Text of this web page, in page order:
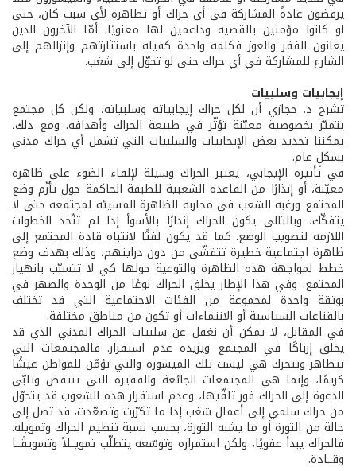
يرفضون عادةً المشاركة في أي حراك أو تظاهرة لأي سبب كان، حتى
لو كانوا مؤمنين بالقضية وداعمين لها معنويًا. أمّا الآخرون الذين
يعانون الفقر والعوز فكلمة واحدة كفيلة باستثارتهم وإنزالهم إلى
الشارع للمشاركة في أي حراك حتى لو تحوّل إلى شغب.
إيجابيات وسلبيات
تشرح د. حجازي أن لكل حراك إيجابياته وسلبياته، ولكن كل مجتمع
يتميّز بخصوصية معيّنة تؤثّر في طبيعة الحراك وأهدافه. ومع ذلك،
يمكننا تحديد بعض الإيجابيات والسلبيات التي تشمل أي حراك مدني
بشكلٍ عام.
في تأثيره الإيجابي، يعتبر الحراك وسيلة لإلقاء الضوء على ظاهرة
معيّنة، أو إنذارًا من القاعدة الشعبية للطبقة الحاكمة حول تأزّم وضع
المجتمع ورغبة الشعب في محاربة الظاهرة المسيئة لمجتمعه حتى لا
يتفكّك، وبالتالي يكون الحراك إنذارًا بالأسوأ إذا لم تتّخذ الخطوات
اللازمة لتصويب الوضع. كما قد يكون لفتًا لانتباه قادة المجتمع إلى
ظاهرة اجتماعية خطيرة تتفشّى من دون درايتهم، وذلك بهدف وضع
خطط لمواجهة هذه الظاهرة والتوعية حولها كي لا تتسبّب بانهيار
المجتمع. وفي هذا الإطار يخلق الحراك نوعًا من الوحدة والصهر في
بوتقة واحدة لمجموعة من الفئات الاجتماعية التي قد تختلف
بالقناعات السياسية أو الانتماءات أو تكون من مناطق مختلفة.
في المقابل، لا يمكن أن نغفل عن سلبيات الحراك المدني الذي قد
يخلق إرباكًا في المجتمع ويزيده عدم استقرار. فالمجتمعات التي
تتظاهر وتتحرك هي ليست تلك الميسورة والتي تؤمّن للمواطن عيشًا
كريمًا، وإنما هي المجتمعات الجائعة والفقيرة التي تنتفض وتلبّي
الدعوة إلى الحراك فور تلقّيها، وعدم استقرار هذه الشعوب قد يتحوّل
من حراك سلمي إلى أعمال شغب إذا ما تكرّرت وتصعّدت، قد تصل إلى
حالة من الثورة أو ما يشبه الثورة، بحسب نسبة تنظيم الحراك وتمويله.
فالحراك يبدأ عفويًا، ولكن استمراره وتوسّعه يتطلّب تمويــلاً وتسويقًــا
وقــادة.